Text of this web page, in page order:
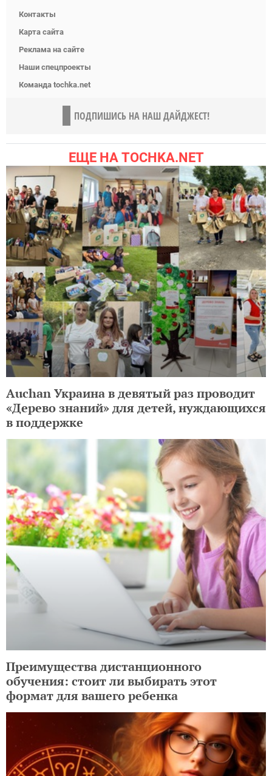
Контакты
Карта сайта
Реклама на сайте
Наши спецпроекты
Команда tochka.net
ПОДПИШИСЬ НА НАШ ДАЙДЖЕСТ!
ЕЩЕ НА TOCHKA.NET
Auchan Украина в девятый раз проводит
«Дерево знаний» для детей, нуждающихся
в поддержке
Преимущества дистанционного
обучения: стоит ли выбирать этот
формат для вашего ребенка